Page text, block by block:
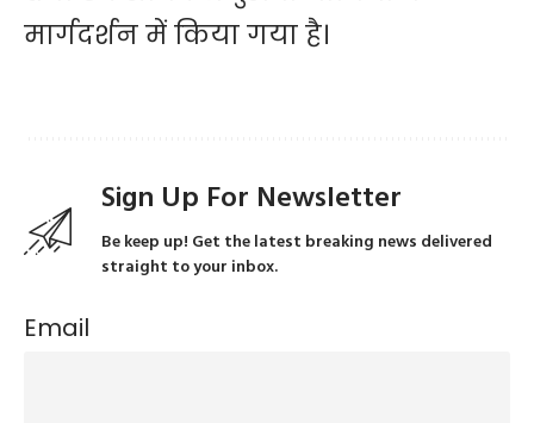
मार्गदर्शन में किया गया है।
Sign Up For Newsletter
Be keep up! Get the latest breaking news delivered
straight to your inbox.
Email